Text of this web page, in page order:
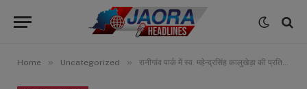
Home » Uncategorized » रानीगांव पार्क में स्व. महेन्द्रसिंह कालुखेड़ा की प्रतिमा का हुआ अनावरण